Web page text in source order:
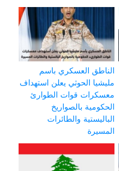
الناطق العسكري باسم
مليشيا الحوثي يعلن استهداف
معسكرات قوات الطوارئ
الحكومية بالصواريخ
الباليستية والطائرات
المسيرة